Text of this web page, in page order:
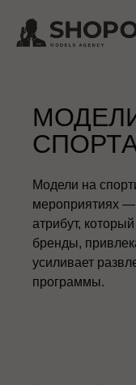
Модели на
мероприятиях
атрибут,
бренды,
усиливает
программы.